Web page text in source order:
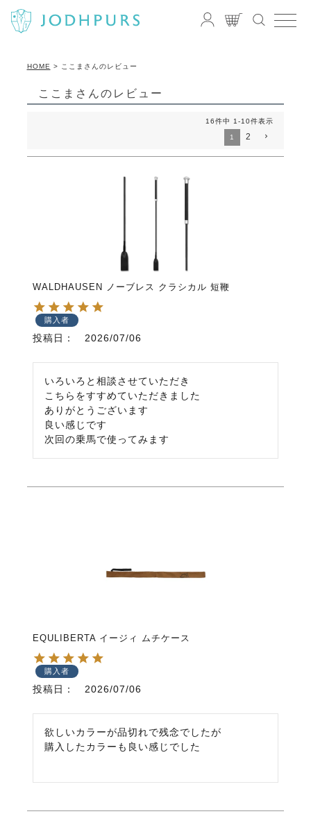
HOME ここまさんのレビュー
ここまさんのレビュー
16件中 1-10件表示
1 2
WALDHAUSEN ノーブレス クラシカル 短鞭
購入者
投稿日 2026/07/06
いろいろと相談させていただき
こちらをすすめていただきました
ありがとうございます
良い感じです
次回の乗馬で使ってみます
EQULIBERTA イージィ ムチケース
購入者
投稿日 2026/07/06
欲しいカラーが品切れで残念でしたが
購入したカラーも良い感じでした